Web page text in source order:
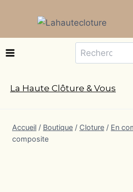
Recherche
pour :
La Haute Clôture & Vous
Accueil / Boutique / Cloture / En
composite